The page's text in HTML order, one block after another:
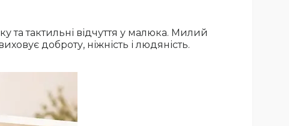
та тактильні відчуття у малюка. Милий
доброту, ніжність і людяність.